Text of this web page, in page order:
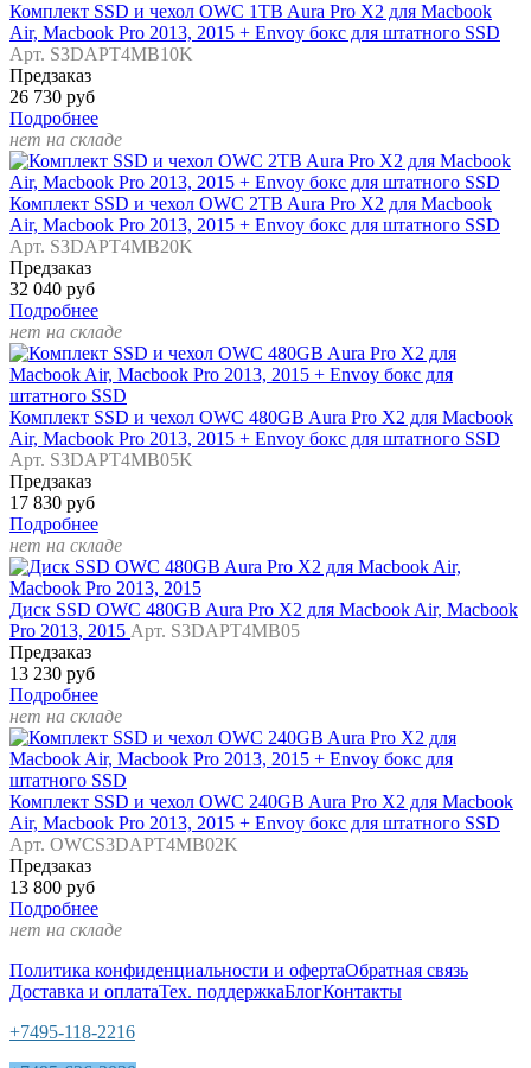
Комплект SSD и чехол OWC 1TB Aura Pro X2 для Macbook
Air, Macbook Pro 2013, 2015 + Envoy бокс для штатного SSD
Арт. S3DAPT4MB10K
Предзаказ
26 730 руб
Подробнее
нет на складе
Комплект SSD и чехол OWC 2TB Aura Pro X2 для Macbook
Air, Macbook Pro 2013, 2015 + Envoy бокс для штатного SSD
Арт. S3DAPT4MB20K
Предзаказ
32 040 руб
Подробнее
нет на складе
Комплект SSD и чехол OWC 480GB Aura Pro X2 для Macbook
Air, Macbook Pro 2013, 2015 + Envoy бокс для штатного SSD
Арт. S3DAPT4MB05K
Предзаказ
17 830 руб
Подробнее
нет на складе
Диск SSD OWC 480GB Aura Pro X2 для Macbook Air, Macbook
Pro 2013, 2015 Арт. S3DAPT4MB05
Предзаказ
13 230 руб
Подробнее
нет на складе
Комплект SSD и чехол OWC 240GB Aura Pro X2 для Macbook
Air, Macbook Pro 2013, 2015 + Envoy бокс для штатного SSD
Арт. OWCS3DAPT4MB02K
Предзаказ
13 800 руб
Подробнее
нет на складе
Политика конфиденциальности и офертаОбратная связь
Доставка и оплатаТех. поддержкаБлогКонтакты
+7495-118-2216